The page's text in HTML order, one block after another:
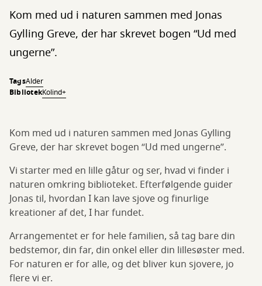
Kom med ud i naturen sammen med Jonas
Gylling Greve, der har skrevet bogen “Ud med
ungerne”.
TagsAlder
BibliotekKolind+
Kom med ud i naturen sammen med Jonas Gylling
Greve, der har skrevet bogen “Ud med ungerne”.
Vi starter med en lille gåtur og ser, hvad vi finder i
naturen omkring biblioteket. Efterfølgende guider
Jonas til, hvordan I kan lave sjove og finurlige
kreationer af det, I har fundet.
Arrangementet er for hele familien, så tag bare din
bedstemor, din far, din onkel eller din lillesøster med.
For naturen er for alle, og det bliver kun sjovere, jo
flere vi er.